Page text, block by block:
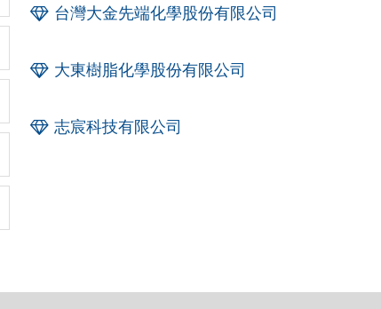
台灣大金先端化學股份有限公司
大東樹脂化學股份有限公司
志宸科技有限公司